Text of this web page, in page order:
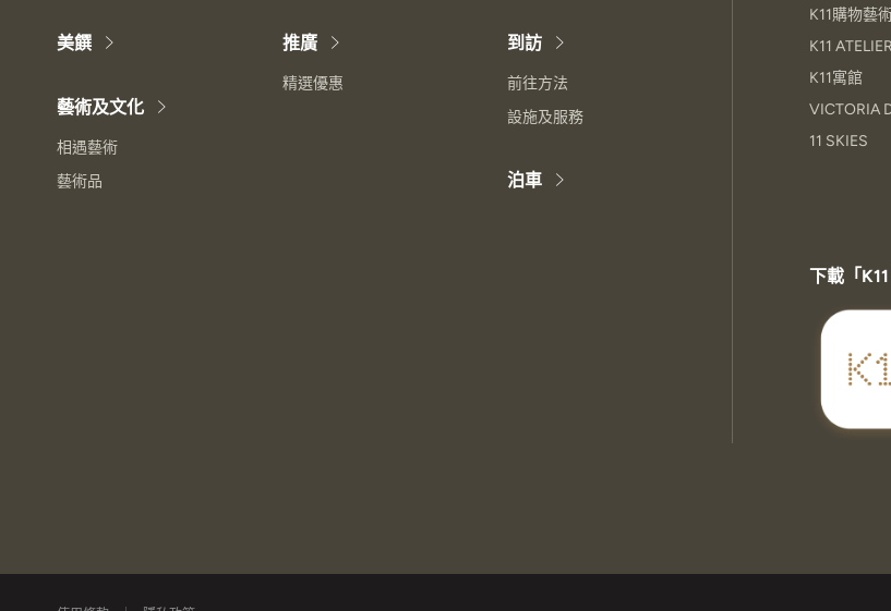
美饌
藝術及文化
相遇藝術
藝術品
推廣
精選優惠
到訪
前往方法
設施及服務
泊車
K11購物藝
K11 ATELIER
K11寓館
VICTORIA
11 SKIES
下載「